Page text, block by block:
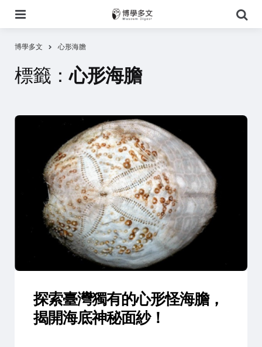
尋
博學多文 心形海膽
標籤：心形海膽
探索臺灣獨有的心形怪海膽，
揭開海底神秘面紗！